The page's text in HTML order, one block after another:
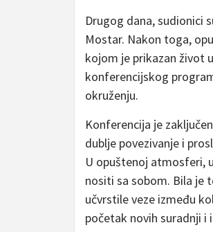
Drugog dana, sudionici
Mostar. Nakon toga,
kojom je prikazan život
konferencijskog
okruženju.
Konferencija je
dublje povezivanje i
U opuštenoj atmosferi,
nositi sa sobom. Bila je
učvrstile veze između
početak novih suradnji i